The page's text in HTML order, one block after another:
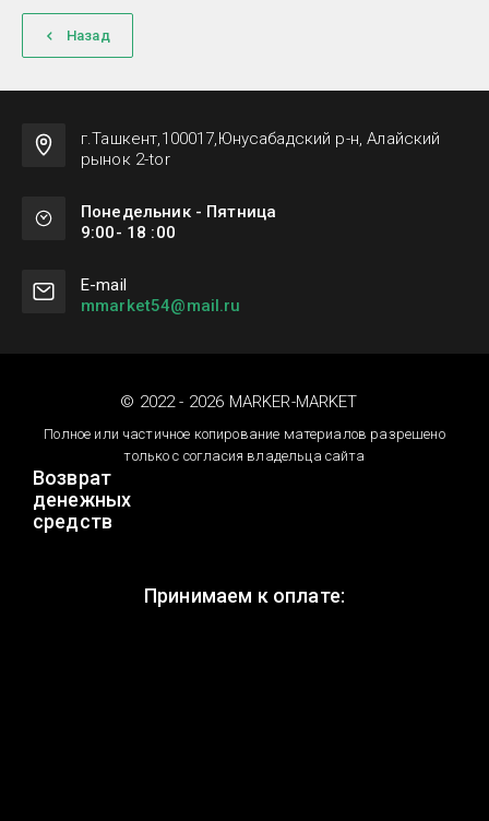
Назад
г.Ташкент,100017,Юнусабадский р-н, Алайский
рынок 2-tor
Понедельник - Пятница
9:00- 18 :00
Е-mail
mmarket54@mail.ru
© 2022 - 2026 MARKER-MARKET
Полное или частичное копирование материалов разрешено
только с согласия владельца сайта
Возврат
денежных
средств
Принимаем к оплате: